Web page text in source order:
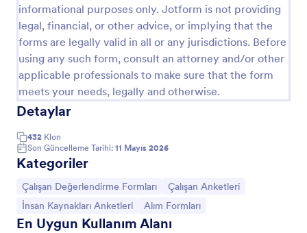
informational purposes only. Jotform is not providing
legal, financial, or other advice, or implying that the
forms are legally valid in all or any jurisdictions. Before
using any such form, consult an attorney and/or other
applicable professionals to make sure that the form
meets your needs, legally and otherwise.
Detaylar
432 Klon
Son Güncelleme Tarihi: 11 Mayıs 2026
Kategoriler
Kategoriye git:
Çalışan Değerlendirme Formları Kategoriye git:
Çalışan Anketleri
Kategoriye git:
İnsan Kaynakları Anketleri Kategoriye git:
Alım Formları
En Uygun Kullanım Alanı
Go to Category:
İş Başvuru Formları
Şablon Kullan